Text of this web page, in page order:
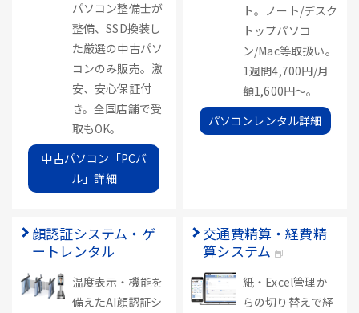
パソコン整備士が
整備、SSD換装し
た厳選の中古パソ
コンのみ販売。激
安、安心保証付
き。全国店舗で受
取もOK。
中古パソコン「PCバ
ル」詳細
ト。ノート/デスク
トップパソコ
ン/Mac等取扱い。
1週間4,700円/月
額1,600円～。
パソコンレンタル詳細
顔認証システム・ゲ
ートレンタル
温度表示・機能を
備えたAI顔認証シ
交通費精算・経費精
算システム
紙・Excel管理か
らの切り替えで経